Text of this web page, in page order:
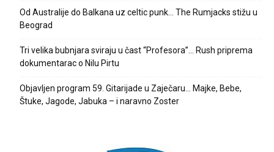
Od Australije do Balkana uz celtic punk… The Rumjacks stižu u
Beograd
Tri velika bubnjara sviraju u čast “Profesora”… Rush priprema
dokumentarac o Nilu Pirtu
Objavljen program 59. Gitarijade u Zaječaru… Majke, Bebe,
Štuke, Jagode, Jabuka – i naravno Zoster